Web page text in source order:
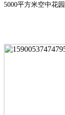
5000平方米空中花